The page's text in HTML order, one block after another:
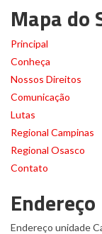
Mapa do
Principal
Conheça
Nossos Direitos
Comunicação
Lutas
Regional Campinas
Regional Osasco
Contato
Endereço
Endereço unidade